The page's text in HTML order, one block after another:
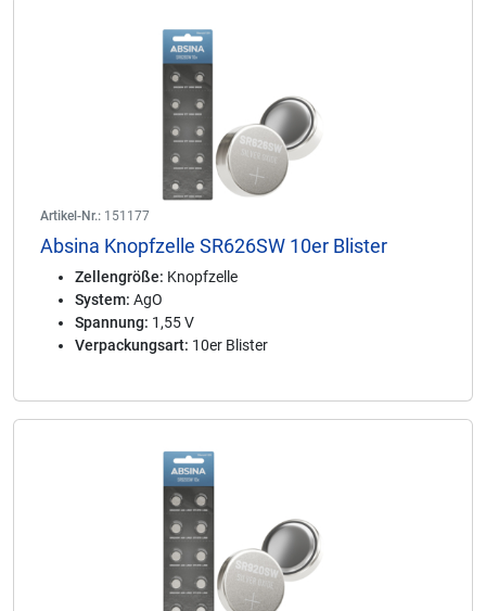
Artikel-Nr.: 151177
Absina Knopfzelle SR626SW 10er Blister
Zellengröße: Knopfzelle
System: AgO
Spannung: 1,55 V
Verpackungsart: 10er Blister